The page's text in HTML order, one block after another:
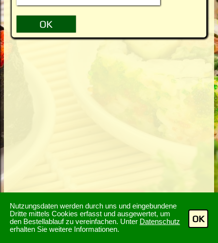
Nutzungsdaten werden durch uns und eingebundene
Dritte mittels Cookies erfasst und ausgewertet, um
den Bestellablauf zu vereinfachen. Unter Datenschutz
erhalten Sie weitere Informationen.
OK